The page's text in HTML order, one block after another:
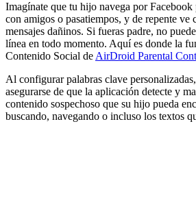
Imagínate que tu hijo navega por Facebook
con amigos o pasatiempos, y de repente
mensajes dañinos. Si fueras padre, no
línea en todo momento. Aquí es donde la
Contenido Social de AirDroid Parental
Al configurar palabras clave
asegurarse de que la aplicación detecte y
contenido sospechoso que su hijo pueda
buscando, navegando o incluso los textos